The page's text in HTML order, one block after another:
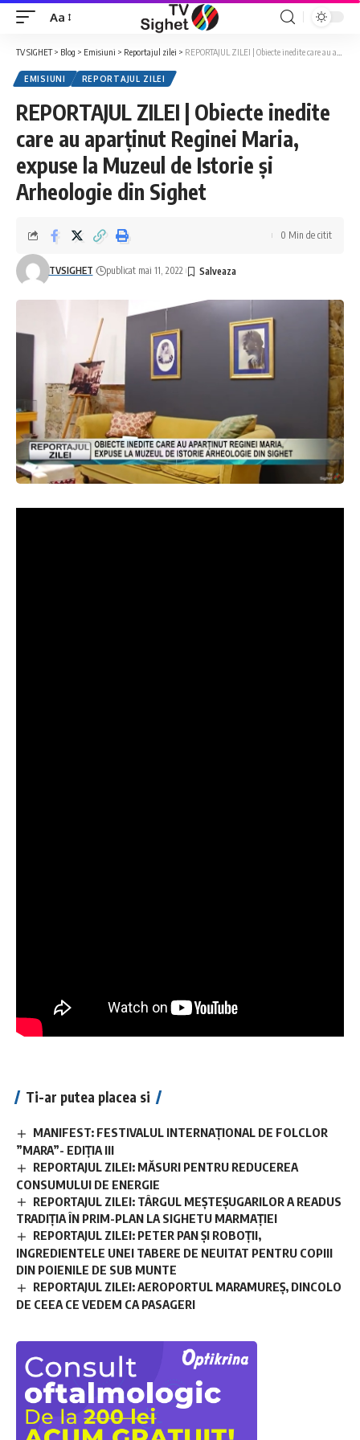
Font
Resizer
Aa
TV SIGHET> Blog > Emisiuni > Reportajul zilei > REPORTAJUL ZILEI | Obiecte inedite care au aparținut Reginei Maria, expuse la Muzeul de Istorie și Arheologie din Sighet
EMISIUNI REPORTAJUL ZILEI
REPORTAJUL ZILEI | Obiecte inedite
care au aparținut Reginei Maria,
expuse la Muzeul de Istorie și
Arheologie din Sighet
TVSIGHET publicat mai 11, 2022
0 Min de citit
Ti-ar putea placea si
MANIFEST: FESTIVALUL INTERNAȚIONAL DE FOLCLOR
”MARA”- EDIȚIA III
REPORTAJUL ZILEI: MĂSURI PENTRU REDUCEREA
CONSUMULUI DE ENERGIE
REPORTAJUL ZILEI: TÂRGUL MEȘTEȘUGARILOR A READUS
TRADIȚIA ÎN PRIM-PLAN LA SIGHETU MARMAȚIEI
REPORTAJUL ZILEI: PETER PAN ȘI ROBOȚII,
INGREDIENTELE UNEI TABERE DE NEUITAT PENTRU COPIII
DIN POIENILE DE SUB MUNTE
REPORTAJUL ZILEI: AEROPORTUL MARAMUREȘ, DINCOLO
DE CEEA CE VEDEM CA PASAGERI